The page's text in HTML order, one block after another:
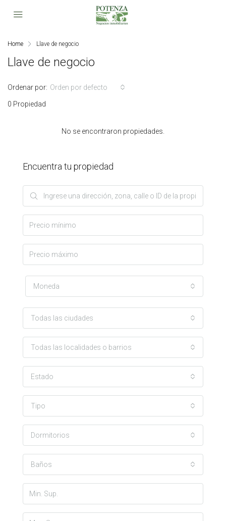
Home Llave de negocio
Llave de negocio
0 Propiedad
Ordenar por: Orden por defecto
No se encontraron propiedades.
Encuentra tu propiedad
Moneda
Todas las ciudades
Todas las localidades o barrios
Estado
Tipo
Dormitorios
Baños